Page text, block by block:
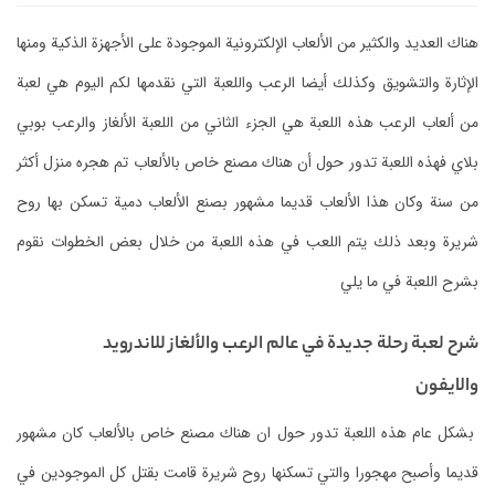
هناك العديد والكثير من الألعاب الإلكترونية الموجودة على الأجهزة الذكية ومنها
الإثارة والتشويق وكذلك أيضا الرعب واللعبة التي نقدمها لكم اليوم هي لعبة
من ألعاب الرعب هذه اللعبة هي الجزء الثاني من اللعبة الألغاز والرعب بوبي
بلاي فهذه اللعبة تدور حول أن هناك مصنع خاص بالألعاب تم هجره منزل أكثر
من سنة وكان هذا الألعاب قديما مشهور بصنع الألعاب دمية تسكن بها روح
شريرة وبعد ذلك يتم اللعب في هذه اللعبة من خلال بعض الخطوات نقوم
بشرح اللعبة في ما يلي
شرح لعبة رحلة جديدة في عالم الرعب والألغاز للاندرويد
والايفون
بشكل عام هذه اللعبة تدور حول ان هناك مصنع خاص بالألعاب كان مشهور
قديما وأصبح مهجورا والتي تسكنها روح شريرة قامت بقتل كل الموجودين في